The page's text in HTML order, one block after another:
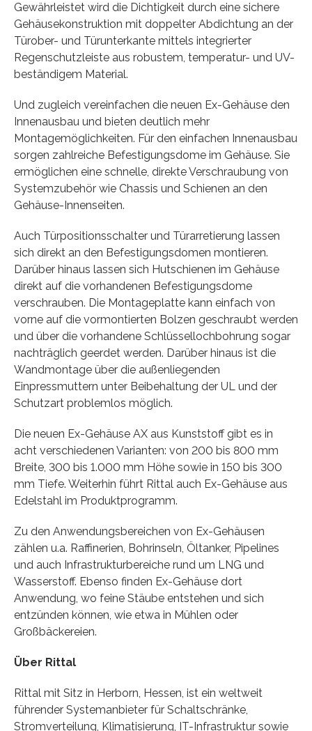
Gewährleistet wird die Dichtigkeit durch eine sichere
Gehäusekonstruktion mit doppelter Abdichtung an der
Türober- und Türunterkante mittels integrierter
Regenschutzleiste aus robustem, temperatur- und UV-
beständigem Material.
Und zugleich vereinfachen die neuen Ex-Gehäuse den
Innenausbau und bieten deutlich mehr
Montagemöglichkeiten. Für den einfachen Innenausbau
sorgen zahlreiche Befestigungsdome im Gehäuse. Sie
ermöglichen eine schnelle, direkte Verschraubung von
Systemzubehör wie Chassis und Schienen an den
Gehäuse-Innenseiten.
Auch Türpositionsschalter und Türarretierung lassen
sich direkt an den Befestigungsdomen montieren.
Darüber hinaus lassen sich Hutschienen im Gehäuse
direkt auf die vorhandenen Befestigungsdome
verschrauben. Die Montageplatte kann einfach von
vorne auf die vormontierten Bolzen geschraubt werden
und über die vorhandene Schlüssellochbohrung sogar
nachträglich geerdet werden. Darüber hinaus ist die
Wandmontage über die außenliegenden
Einpressmuttern unter Beibehaltung der UL und der
Schutzart problemlos möglich.
Die neuen Ex-Gehäuse AX aus Kunststoff gibt es in
acht verschiedenen Varianten: von 200 bis 800 mm
Breite, 300 bis 1.000 mm Höhe sowie in 150 bis 300
mm Tiefe. Weiterhin führt Rittal auch Ex-Gehäuse aus
Edelstahl im Produktprogramm.
Zu den Anwendungsbereichen von Ex-Gehäusen
zählen u.a. Raffinerien, Bohrinseln, Öltanker, Pipelines
und auch Infrastrukturbereiche rund um LNG und
Wasserstoff. Ebenso finden Ex-Gehäuse dort
Anwendung, wo feine Stäube entstehen und sich
entzünden können, wie etwa in Mühlen oder
Großbäckereien.
Über Rittal
Rittal mit Sitz in Herborn, Hessen, ist ein weltweit
führender Systemanbieter für Schaltschränke,
Stromverteilung, Klimatisierung, IT-Infrastruktur sowie